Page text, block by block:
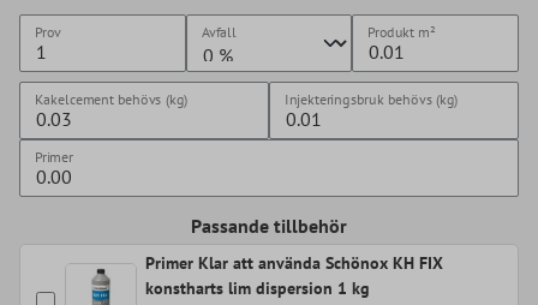
Prov Avfall Produkt m²
Kakelcement behövs (kg) Injekteringsbruk behövs (kg)
Primer
Passande tillbehör
Primer Klar att använda Schönox KH FIX
konstharts lim dispersion 1 kg